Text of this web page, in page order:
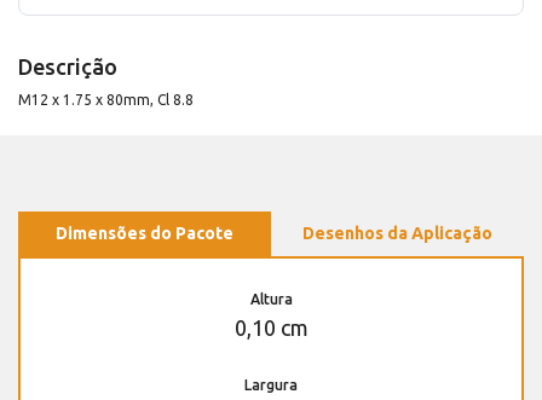
Descrição
M12 x 1.75 x 80mm, Cl 8.8
Dimensões do Pacote Desenhos da Aplicação
Altura
0,10 cm
Largura